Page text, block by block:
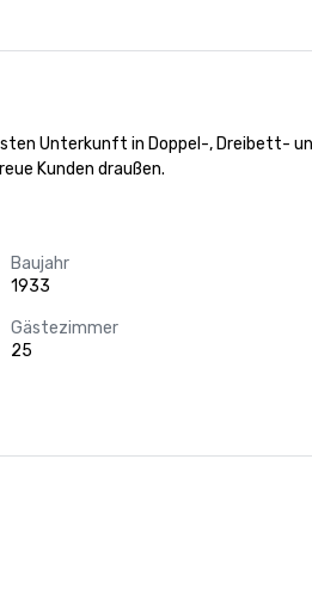
Unterkunft in Doppel-, Dreibett-
Kunden draußen.
Baujahr
1933
Gästezimmer
25